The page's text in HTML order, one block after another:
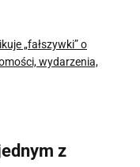
„fałszywki” o
wydarzenia,
z